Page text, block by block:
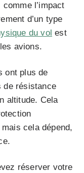
l’impact
d’un type
du vol est
avions.
ont plus de
de résistance
altitude. Cela
cela dépend,
réserver votre